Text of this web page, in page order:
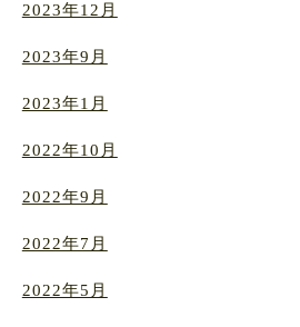
2023年12月
2023年9月
2023年1月
2022年10月
2022年9月
2022年7月
2022年5月